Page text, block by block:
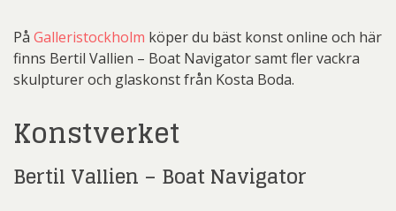
På Galleristockholm köper du bäst konst online och här
finns Bertil Vallien – Boat Navigator samt fler vackra
skulpturer och glaskonst från Kosta Boda.
Konstverket
Bertil Vallien – Boat Navigator